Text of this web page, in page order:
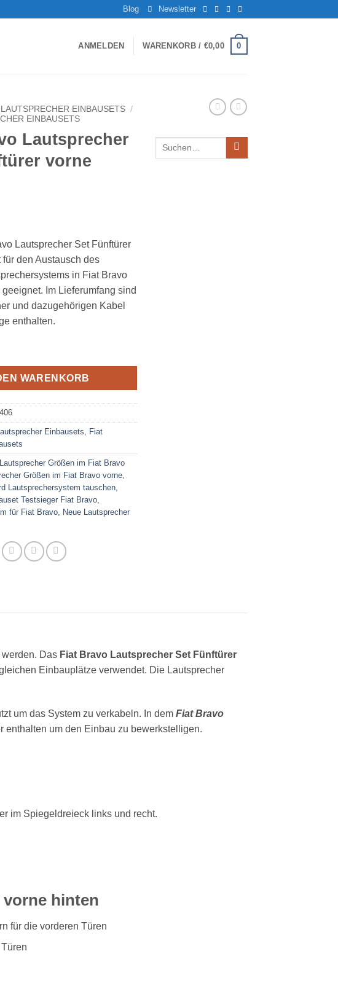
Blog Newsletter
ANMELDEN WARENKORB / €0,00 0
EINBAUSETS /
EINBAUSETS
Lautsprecher
vorne
Lautsprecher Set Fünftürer
den Austausch des
in Fiat Bravo
Im Lieferumfang sind
und dazugehörigen Kabel
enthalten.
Set Fünftürer vorne hinten Menge
WARENKORB
Einbausets
Fiat
Größen im Fiat Bravo
Größen im Fiat Bravo vorne
Lautsprechersystem tauschen
Testsieger Fiat Bravo
für Fiat Bravo Neue Lautsprecher
Das Fiat Bravo Lautsprecher Set Fünftürer
Einbauplätze verwendet. Die Lautsprecher
um das System zu verkabeln. In dem Fiat Bravo
um den Einbau zu bewerkstelligen.
im Spiegeldreieck links und recht.
hinten
für die vorderen Türen